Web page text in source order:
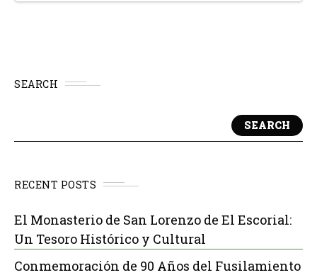
SEARCH
SEARCH
RECENT POSTS
El Monasterio de San Lorenzo de El Escorial:
Un Tesoro Histórico y Cultural
Conmemoración de 90 Años del Fusilamiento